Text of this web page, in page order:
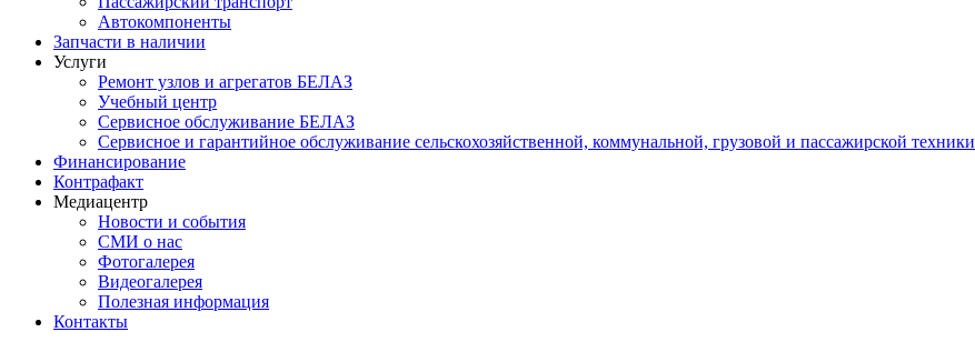
Автокомпоненты
Запчасти в наличии
Услуги
Ремонт узлов и агрегатов БЕЛАЗ
Учебный центр
Сервисное обслуживание БЕЛАЗ
Сервисное и гарантийное обслуживание сельскохозяйственной, коммунальной, грузовой и пассажирской техники
Финансирование
Контрафакт
Медиацентр
Новости и события
СМИ о нас
Фотогалерея
Видеогалерея
Полезная информация
Контакты